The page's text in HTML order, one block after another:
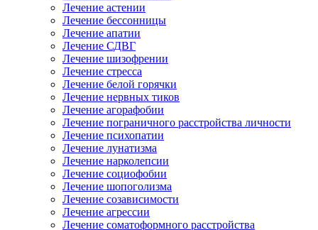
Лечение астении
Лечение бессонницы
Лечение апатии
Лечение СДВГ
Лечение шизофрении
Лечение стресса
Лечение белой горячки
Лечение нервных тиков
Лечение агорафобии
Лечение пограничного расстройства личности
Лечение психопатии
Лечение лунатизма
Лечение нарколепсии
Лечение социофобии
Лечение шопоголизма
Лечение созависимости
Лечение агрессии
Лечение соматоформного расстройства